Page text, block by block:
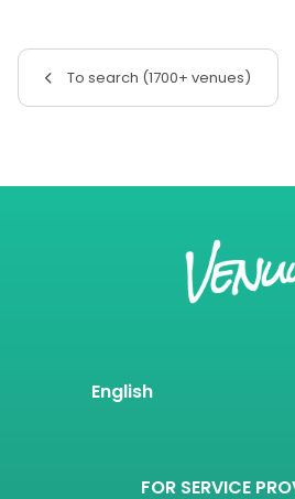
To search (1700+ venues)
English
FOR SERVICE